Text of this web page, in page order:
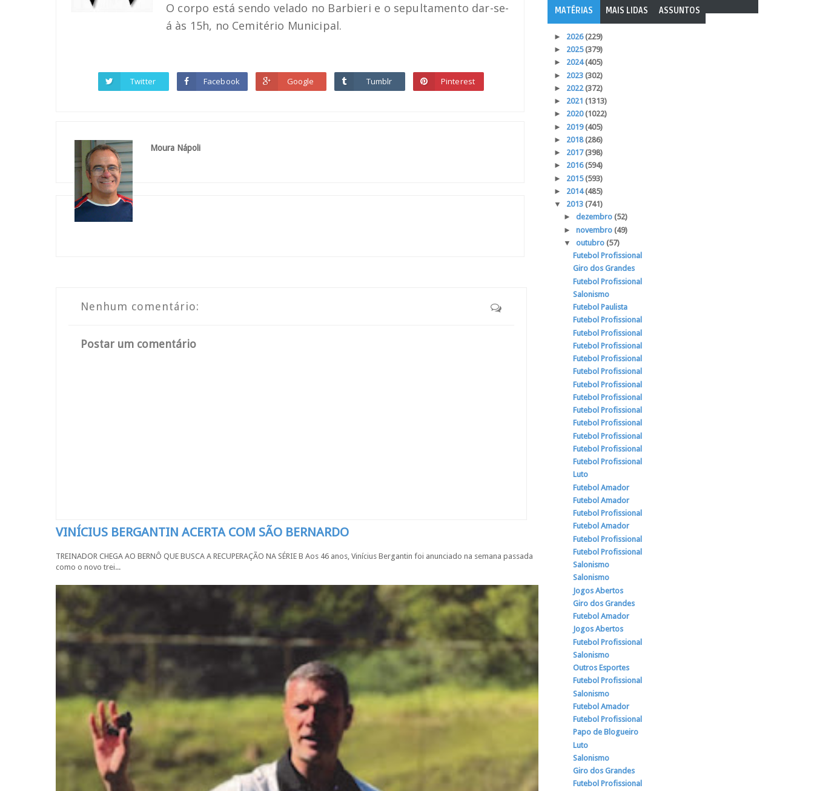
O corpo está sendo velado no Barbieri e o sepultamento dar-se-
á às 15h, no Cemitério Municipal.
Twitter Facebook Google Tumblr Pinterest
Moura Nápoli
Nenhum comentário:
Postar um comentário
VINÍCIUS BERGANTIN ACERTA COM SÃO BERNARDO
TREINADOR CHEGA AO BERNÔ QUE BUSCA A RECUPERAÇÃO NA SÉRIE B Aos 46 anos, Vinícius Bergantin foi anunciado na semana passada
como o novo trei...
MATÉRIAS MAIS LIDAS ASSUNTOS
► 2026(229)
► 2025(379)
► 2024(405)
► 2023 (302)
► 2022(372)
► 2021 (1313)
► 2020(1022)
► 2019(405)
► 2018(286)
► 2017(398)
► 2016(594)
► 2015(593)
► 2014(485)
▼ 2013 (741)
► dezembro (52)
► novembro (49)
▼ outubro (57)
Futebol Profissional
Giro dos Grandes
Futebol Profissional
Salonismo
Futebol Paulista
Futebol Profissional
Futebol Profissional
Futebol Profissional
Futebol Profissional
Futebol Profissional
Futebol Profissional
Futebol Profissional
Futebol Profissional
Futebol Profissional
Futebol Profissional
Futebol Profissional
Futebol Profissional
Luto
Futebol Amador
Futebol Amador
Futebol Profissional
Futebol Amador
Futebol Profissional
Futebol Profissional
Salonismo
Salonismo
Jogos Abertos
Giro dos Grandes
Futebol Amador
Jogos Abertos
Futebol Profissional
Salonismo
Outros Esportes
Futebol Profissional
Salonismo
Futebol Amador
Futebol Profissional
Papo de Blogueiro
Luto
Salonismo
Giro dos Grandes
Futebol Profissional